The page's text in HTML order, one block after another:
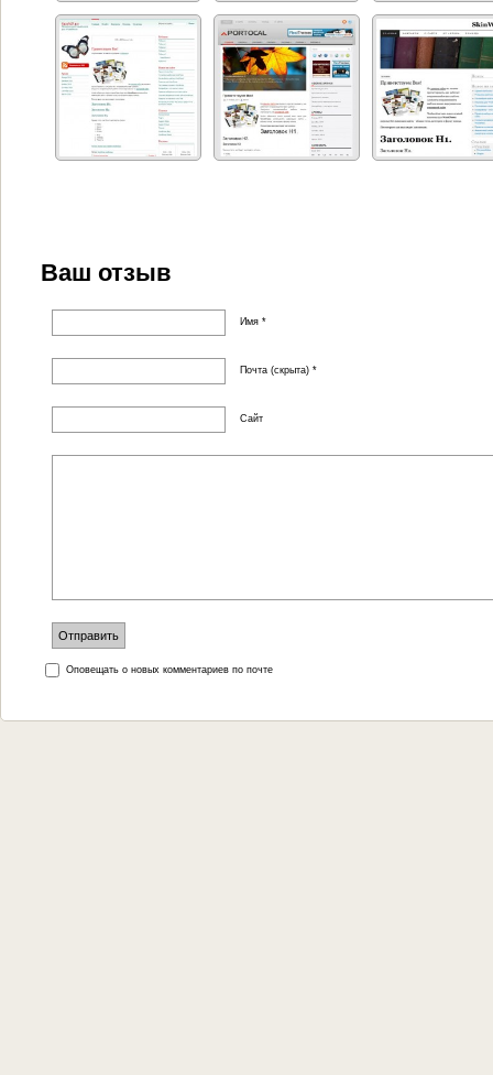
Ваш отзыв
Имя *
Почта (скрыта) *
Сайт
Оповещать о новых комментариев по почте